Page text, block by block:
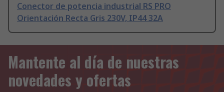
Conector de potencia industrial RS PRO
Orientación Recta Gris 230V, IP44 32A
Mantente al día de nuestras
novedades y ofertas